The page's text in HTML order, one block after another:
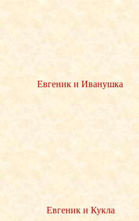
Евгеник и Иванушка
Евгеник и Кукла